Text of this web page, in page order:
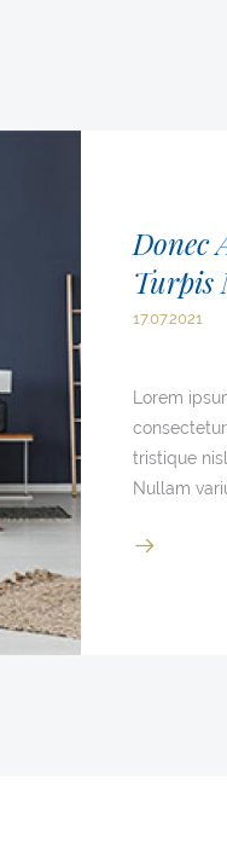
Donec
Turpis
17.07.2021
Lorem
tristique
Nullam